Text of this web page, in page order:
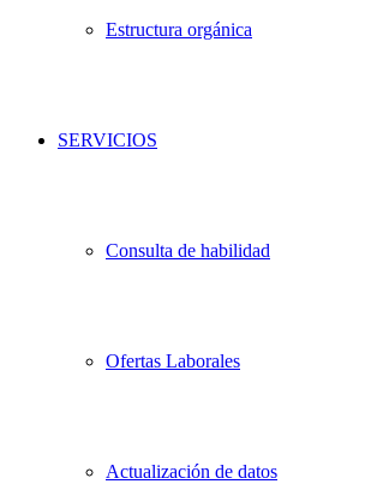
Estructura orgánica
SERVICIOS
Consulta de habilidad
Ofertas Laborales
Actualización de datos